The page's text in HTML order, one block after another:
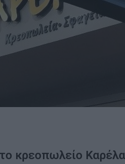
κρεοπωλείο